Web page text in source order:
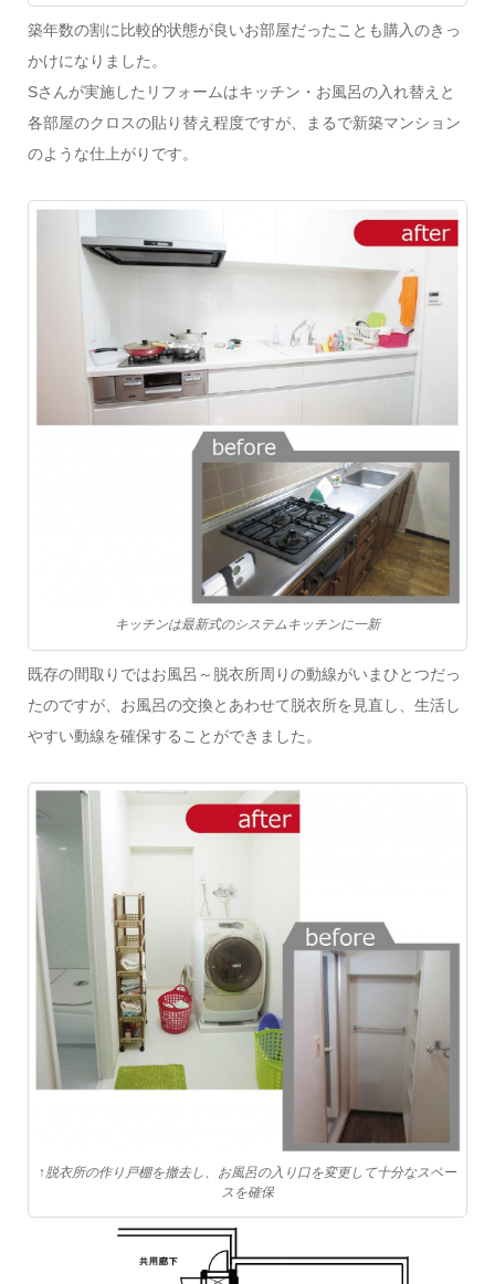
築年数の割に比較的状態が良いお部屋だったことも購入のきっ
かけになりました。
Sさんが実施したリフォームはキッチン・お風呂の入れ替えと
各部屋のクロスの貼り替え程度ですが、まるで新築マンション
のような仕上がりです。
キッチンは最新式のシステムキッチンに一新
既存の間取りではお風呂～脱衣所周りの動線がいまひとつだっ
たのですが、お風呂の交換とあわせて脱衣所を見直し、生活し
やすい動線を確保することができました。
↑脱衣所の作り戸棚を撤去し、お風呂の入り口を変更して十分なスペー
スを確保